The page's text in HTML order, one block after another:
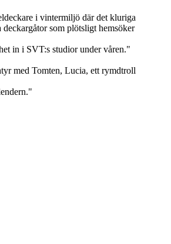
i vintermiljö där det kluriga
som plötsligt hemsöker
in i SVT:s studior under våren."
med Tomten, Lucia, ett rymdtroll